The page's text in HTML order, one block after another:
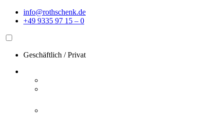
Zum
Inhalt
info@rothschenk.de
+49 9335 97 15 – 0
Geschäftlich /Privat